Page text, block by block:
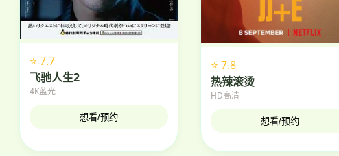
⭐ 7.7
飞驰人生2
4K蓝光
想看/预约
⭐ 7.8
热辣滚烫
HD高清
想看/预约